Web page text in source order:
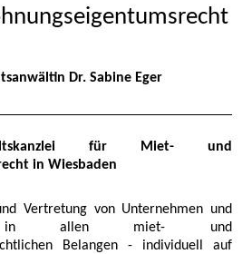
Dr. Sabine Eger
für Miet- und
in Wiesbaden
Vertretung von Unternehmen und
in allen miet- und
Belangen - individuell auf